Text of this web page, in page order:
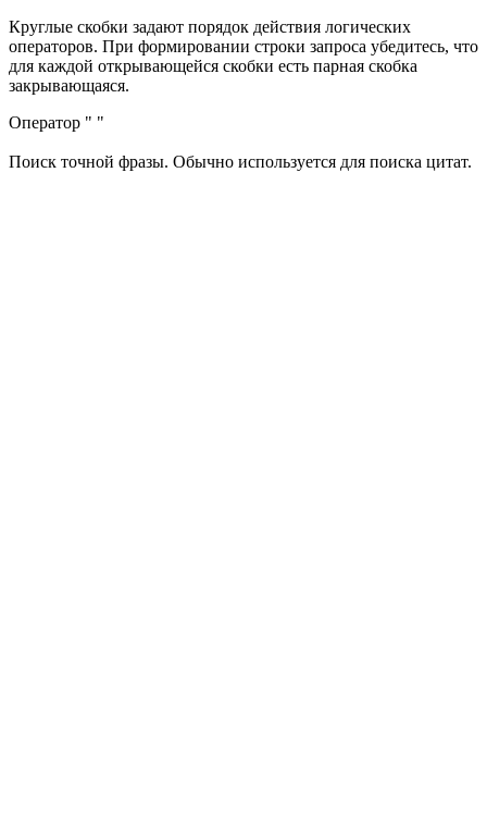
Круглые скобки задают порядок действия логических
операторов. При формировании строки запроса убедитесь, что
для каждой открывающейся скобки есть парная скобка
закрывающаяся.
Оператор " "
Поиск точной фразы. Обычно используется для поиска цитат.